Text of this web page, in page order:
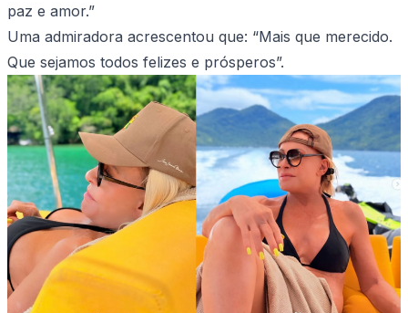
paz e amor.”
Uma admiradora acrescentou que: “Mais que merecido.
Que sejamos todos felizes e prósperos”.